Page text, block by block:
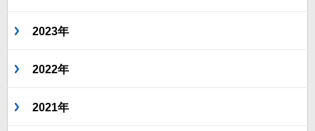
2023年
2022年
2021年